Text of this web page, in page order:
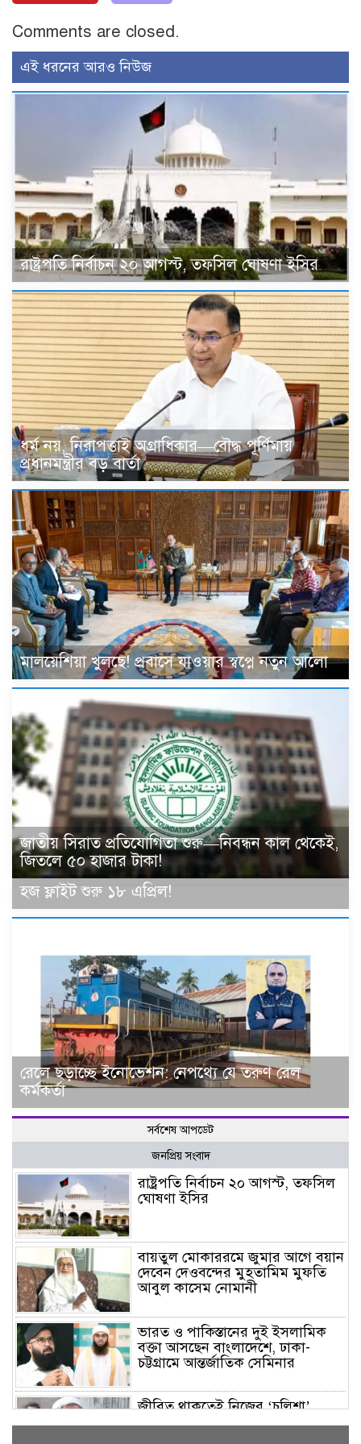
Comments are closed.
এই ধরনের আরও নিউজ
রাষ্ট্রপতি নির্বাচন ২০ আগস্ট, তফসিল ঘোষণা ইসির
ধর্ম নয়, নিরাপত্তাই অগ্রাধিকার—বৌদ্ধ পূর্ণিমায়
প্রধানমন্ত্রীর বড় বার্তা
মালয়েশিয়া খুলছে! প্রবাসে যাওয়ার স্বপ্নে নতুন আলো
জাতীয় সিরাত প্রতিযোগিতা শুরু—নিবন্ধন কাল থেকেই,
জিতলে ৫০ হাজার টাকা!
হজ ফ্লাইট শুরু ১৮ এপ্রিল!
রেলে ছড়াচ্ছে ইনোভেশন: নেপথ্যে যে তরুণ রেল
কর্মকর্তা
সর্বশেষ আপডেট
জনপ্রিয় সংবাদ
রাষ্ট্রপতি নির্বাচন ২০ আগস্ট, তফসিল
ঘোষণা ইসির
বায়তুল মোকাররমে জুমার আগে বয়ান
দেবেন দেওবন্দের মুহতামিম মুফতি
আবুল কাসেম নোমানী
ভারত ও পাকিস্তানের দুই ইসলামিক
বক্তা আসছেন বাংলাদেশে, ঢাকা-
চট্টগ্রামে আন্তর্জাতিক সেমিনার
জীবিত থাকতেই নিজের ‘চল্লিশা’
করলেন বৃদ্ধ, খেলেন ২ হাজার মানুষ